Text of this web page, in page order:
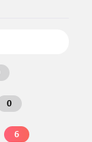
0
6